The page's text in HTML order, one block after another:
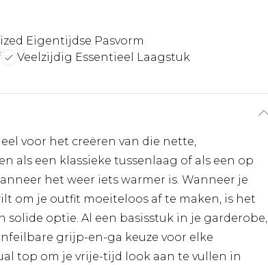
Eigentijdse Pasvorm
Veelzijdig Essentieel Laagstuk
voor het creëren van die nette,
als een klassieke tussenlaag of als een op
het weer iets warmer is. Wanneer je
om je outfit moeiteloos af te maken, is het
solide optie. Al een basisstuk in je garderobe,
grijp-en-ga keuze voor elke
top om je vrije-tijd look aan te vullen in